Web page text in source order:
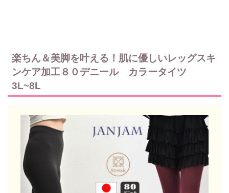
楽ちん＆美脚を叶える！肌に優しいレッグスキ
ンケア加工８０デニール カラータイツ
3L~8L